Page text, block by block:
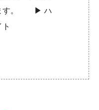
ます。 ▶︎ハ